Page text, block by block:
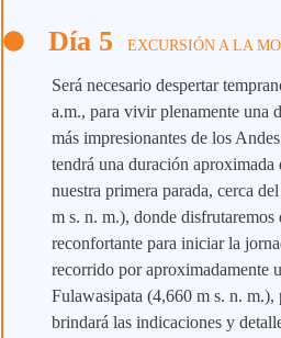
Día 5 EXCURSIÓN A LA
Será necesario despertar
a.m., para vivir plenamente una
más impresionantes de los
tendrá una duración aproximada
nuestra primera parada, cerca
m s. n. m.), donde disfrutaremos
reconfortante para iniciar la
recorrido por aproximadamente
Fulawasipata (4,660 m s. n. m.),
brindará las indicaciones y